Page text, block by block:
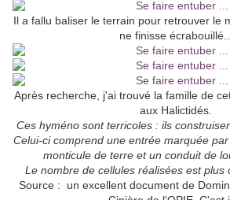
Il a fallu baliser le terrain pour retrouver le
ne finisse écrabouillé...
Après recherche, j'ai trouvé la famille de
aux Halictidés.
Ces hyméno sont terricoles : ils
Celui-ci comprend une entrée marquée
monticule de terre et un conduit de
Le nombre de cellules réalisées est plus
Source : un excellent document de